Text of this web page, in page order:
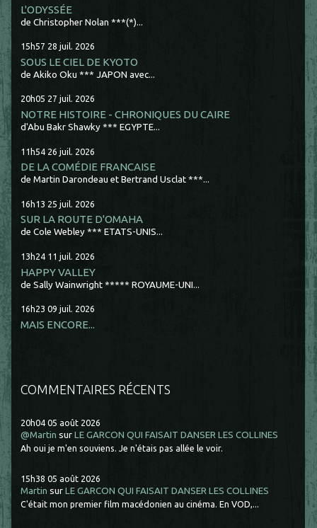
L'ODYSSÉE
de Christopher Nolan ***(*)...
15h57 28 juil. 2026
SOUS LE CIEL DE KYOTO
de Akiko Oku *** JAPON avec...
20h05 27 juil. 2026
NOTRE HISTOIRE - CHRONIQUES DU CAIRE
d'Abu Bakr Shawky *** EGYPTE...
11h54 26 juil. 2026
DE LA COMÉDIE FRANCAISE
de Martin Darondeau et Bertrand Usclat ***...
16h13 25 juil. 2026
SUR LA ROUTE D'OMAHA
de Cole Webley *** ETATS-UNIS...
13h24 11 juil. 2026
HAPPY VALLEY
de Sally Wainwright ***** ROYAUME-UNI...
16h23 09 juil. 2026
MAIS ENCORE...
COMMENTAIRES RÉCENTS
20h04 05 août 2026
@Martin surLE GARCON QUI FAISAIT DANSER LES COLLINES
Ah oui je m'en souviens. Je n'étais pas allée le voir.
15h38 05 août 2026
Martin surLE GARCON QUI FAISAIT DANSER LES COLLINES
C'était mon premier film macédonien au cinéma. En VOD,...